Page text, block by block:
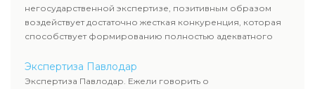
негосударственной экспертизе, позитивным образом
воздействует достаточно жесткая конкуренция, которая
способствует формированию полностью адекватного
Экспертиза Павлодар
Экспертиза Павлодар. Ежели говорить о